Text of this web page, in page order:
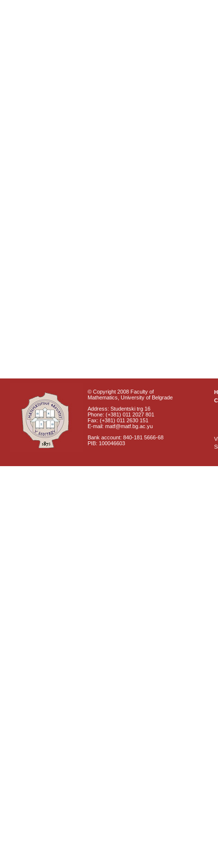
© Copyright 2008 Faculty of
Mathematics, University of Belgrade
Address: Studentski trg 16
Phone: (+381) 011 2027 801
Fax: (+381) 011 2630 151
E-mail: matf@matf.bg.ac.yu
Bank account: 840-181 5666-68
PIB: 100046603